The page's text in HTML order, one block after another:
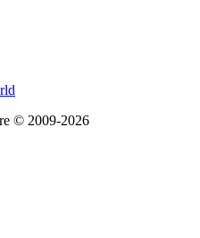
© 2009-2026